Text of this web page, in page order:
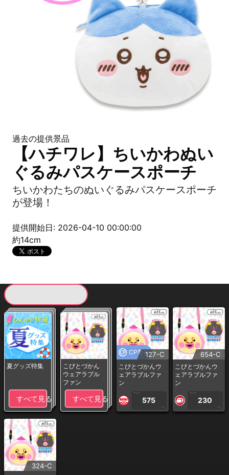
過去の提供景品
【ハチワレ】ちいかわぬい
ぐるみパスケースポーチ
ちいかわたちのぬいぐるみパスケースポーチ
が登場！
提供開始日: 2026-04-10 00:00:00
約14cm
夏グッズ特集
すべて見る
こびとづかん
ウェアラブル
ファン
すべて見る
CP専用127-C
こびとづかんウ
ェアラブルファ
ン
1PLAY
575
CP
654-C
こびとづかんウ
ェアラブルファ
ン
1PLAY
230
CP
324-C